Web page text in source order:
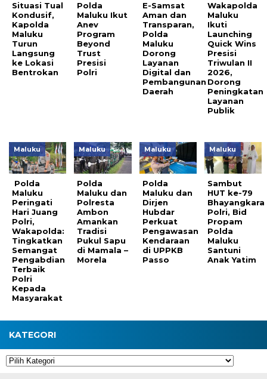
Situasi Tual
Kondusif,
Kapolda
Maluku
Turun
Langsung
ke Lokasi
Bentrokan
Polda
Maluku Ikut
Anev
Program
Beyond
Trust
Presisi
Polri
E-Samsat
Aman dan
Transparan,
Polda
Maluku
Dorong
Layanan
Digital dan
Pembangunan
Daerah
Wakapolda
Maluku
Ikuti
Launching
Quick Wins
Presisi
Triwulan II
2026,
Dorong
Peningkatan
Layanan
Publik
Maluku
Polda
Maluku
Peringati
Hari Juang
Polri,
Wakapolda:
Tingkatkan
Semangat
Pengabdian
Terbaik
Polri
Kepada
Masyarakat
Maluku
Polda
Maluku dan
Polresta
Ambon
Amankan
Tradisi
Pukul Sapu
di Mamala –
Morela
Maluku
Polda
Maluku dan
Dirjen
Hubdar
Perkuat
Pengawasan
Kendaraan
di UPPKB
Passo
Maluku
Sambut
HUT ke-79
Bhayangkara
Polri, Bid
Propam
Polda
Maluku
Santuni
Anak Yatim
KATEGORI
Kategori